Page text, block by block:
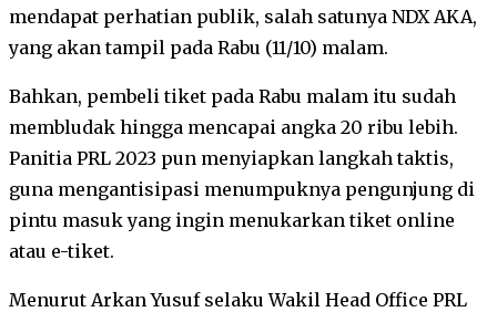
mendapat perhatian publik, salah satunya NDX AKA,
yang akan tampil pada Rabu (11/10) malam.
Bahkan, pembeli tiket pada Rabu malam itu sudah
membludak hingga mencapai angka 20 ribu lebih.
Panitia PRL 2023 pun menyiapkan langkah taktis,
guna mengantisipasi menumpuknya pengunjung di
pintu masuk yang ingin menukarkan tiket online
atau e-tiket.
Menurut Arkan Yusuf selaku Wakil Head Office PRL